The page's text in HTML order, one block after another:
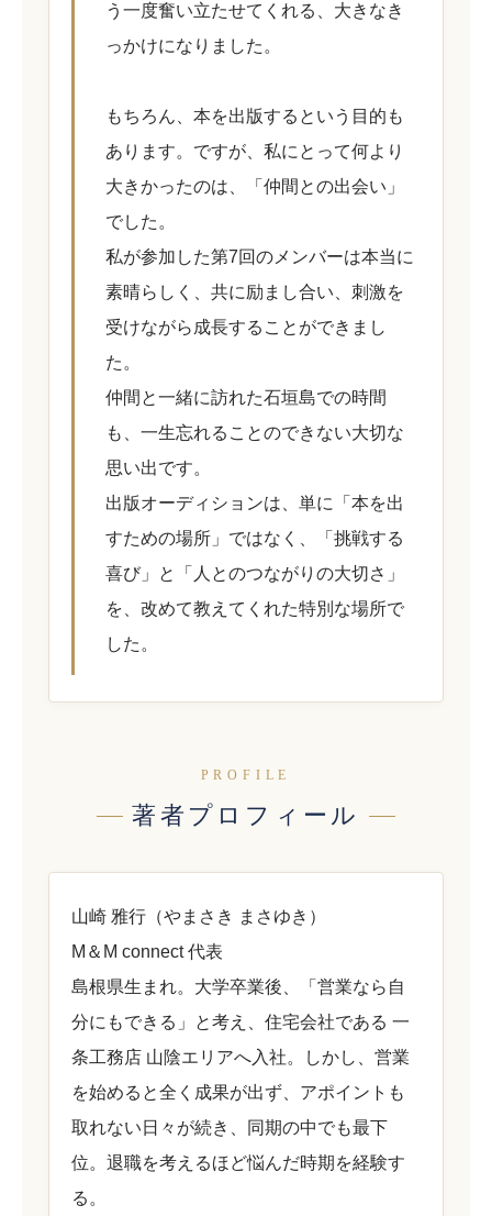
う一度奮い立たせてくれる、大きなき
っかけになりました。
もちろん、本を出版するという目的も
あります。ですが、私にとって何より
大きかったのは、「仲間との出会い」
でした。
私が参加した第7回のメンバーは本当に
素晴らしく、共に励まし合い、刺激を
受けながら成長することができまし
た。
仲間と一緒に訪れた石垣島での時間
も、一生忘れることのできない大切な
思い出です。
出版オーディションは、単に「本を出
すための場所」ではなく、「挑戦する
喜び」と「人とのつながりの大切さ」
を、改めて教えてくれた特別な場所で
した。
PROFILE
著者プロフィール
山崎 雅行（やまさき まさゆき）
M＆M connect 代表
島根県生まれ。大学卒業後、「営業なら自
分にもできる」と考え、住宅会社である 一
条工務店 山陰エリアへ入社。しかし、営業
を始めると全く成果が出ず、アポイントも
取れない日々が続き、同期の中でも最下
位。退職を考えるほど悩んだ時期を経験す
る。